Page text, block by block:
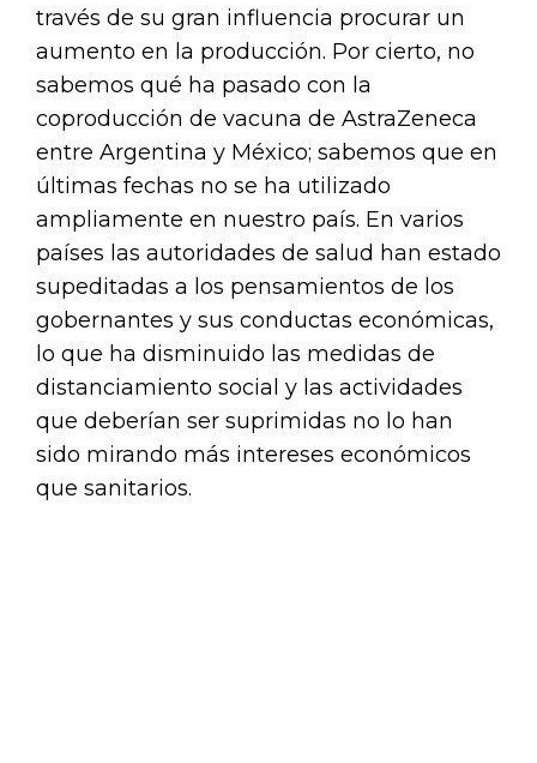
través de su gran influencia procurar un
aumento en la producción. Por cierto, no
sabemos qué ha pasado con la
coproducción de vacuna de AstraZeneca
entre Argentina y México; sabemos que en
últimas fechas no se ha utilizado
ampliamente en nuestro país. En varios
países las autoridades de salud han estado
supeditadas a los pensamientos de los
gobernantes y sus conductas económicas,
lo que ha disminuido las medidas de
distanciamiento social y las actividades
que deberían ser suprimidas no lo han
sido mirando más intereses económicos
que sanitarios.